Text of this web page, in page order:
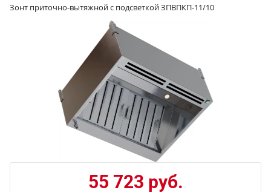
Зонт приточно-вытяжной с подсветкой ЗПВПКП-11/10
55 723 руб.